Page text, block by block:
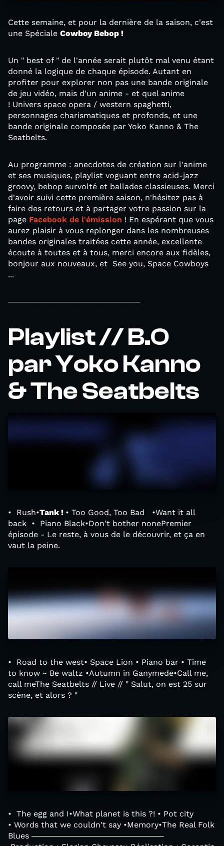
Cette semaine, et pour la dernière de la saison, c'est
une Spéciale Cowboy Bebop !
Un " best of " de l'année serait plutôt mal venu étant
donné la logique de chaque épisode. Autant en
profiter pour explorer non pas une bande originale
de jeu vidéo, mais d'un anime - et quel anime
! Univers space opera / western spaghetti,
personnages charismatiques et profonds, et une
bande originale composée par Yoko Kanno & The
Seatbelts.
Au programme : anecdotes de création sur l'anime
et ses musiques, playlist voguant entre acid-jazz
groovy, bebop survolté et ballades classieuses. Merci
d'avoir suivi cette première saison, n'hésitez pas à
faire des retours et à partager votre passion sur la
page Facebook de l'émission ! En espérant que vous
aurez plaisir à vous replonger dans les nombreuses
bandes originales traitées cette année, excellente
écoute à toutes et à tous, merci encore aux fidèles,
bonjour aux nouveaux, et See you, Space Cowboys
...
────────────────────────
Playlist // B.O
par Yoko Kanno
& The Seatbelts
• Rush•Tank ! • Too Good, Too Bad •Want it all
back • Piano Black•Don't bother nonePremier
épisode - Le reste, à vous de le découvrir, et ça en
vaut la peine.
• Road to the west• Space Lion • Piano bar • Time
to know ~ Be waltz •Autumn in Ganymede•Call me,
call meThe Seatbelts // Live // " Salut, on est 25 sur
scène, et alors ? "
• The egg and I•What planet is this ?! • Pot city
• Words that we couldn't say •Memory•The Real Folk
Blues ────────────────────────